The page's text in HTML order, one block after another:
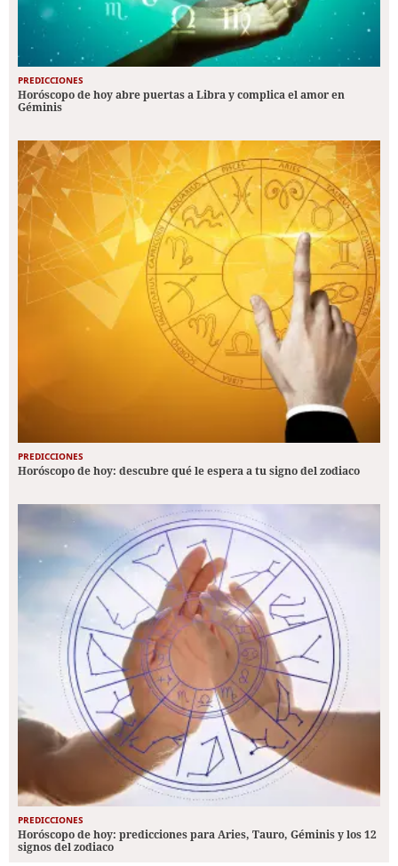
PREDICCIONES
Horóscopo de hoy abre puertas a Libra y complica el amor en
Géminis
PREDICCIONES
Horóscopo de hoy: descubre qué le espera a tu signo del zodiaco
PREDICCIONES
Horóscopo de hoy: predicciones para Aries, Tauro, Géminis y los 12
signos del zodiaco